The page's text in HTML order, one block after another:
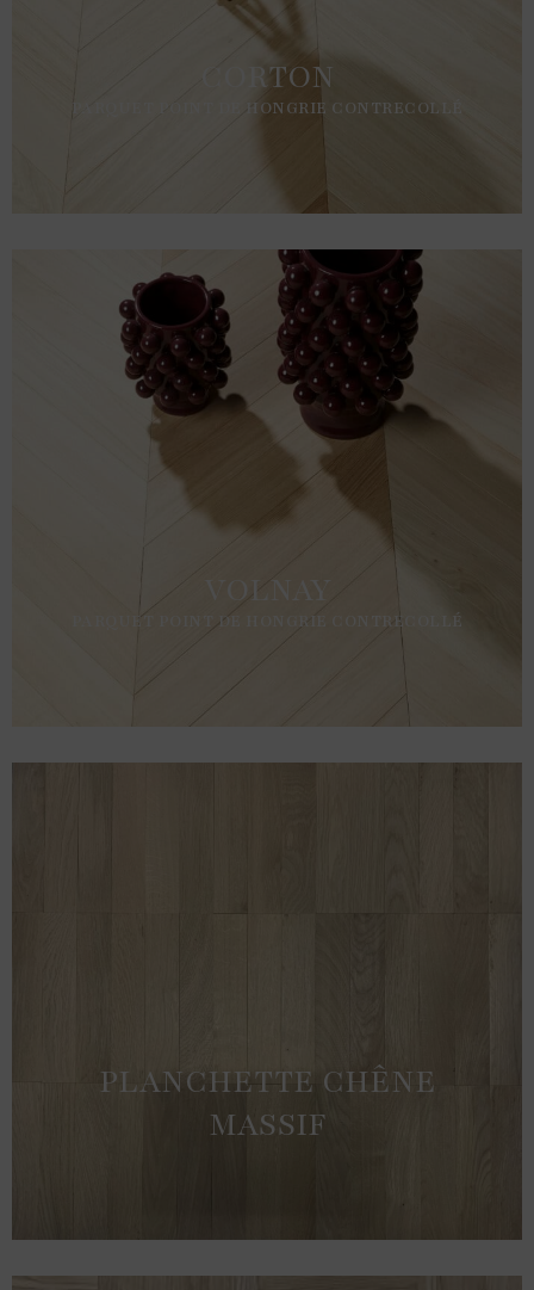
CORTON
PARQUET POINT DE HONGRIE CONTRECOLLÉ
VOLNAY
PARQUET POINT DE HONGRIE CONTRECOLLÉ
PLANCHETTE CHÊNE
MASSIF